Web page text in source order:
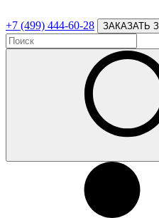
+7 (499) 444-60-28 ЗАКАЗАТЬ